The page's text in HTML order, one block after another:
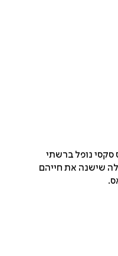
סקסי נופל ברשתי
שישנה את חייהם